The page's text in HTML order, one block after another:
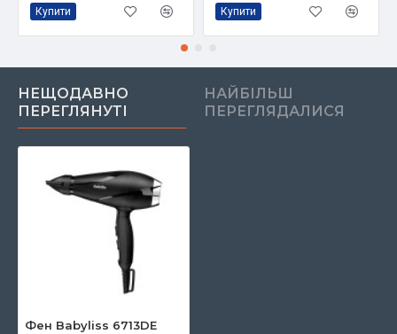
Купити Купити
НЕЩОДАВНО
ПЕРЕГЛЯНУТІ
НАЙБІЛЬШ
ПЕРЕГЛЯДАЛИСЯ
Фен Babyliss 6713DE